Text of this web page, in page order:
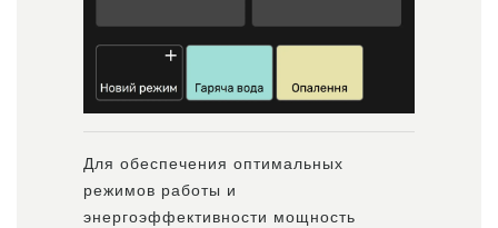
Для обеспечения оптимальных
режимов работы и
энергоэффективности мощность